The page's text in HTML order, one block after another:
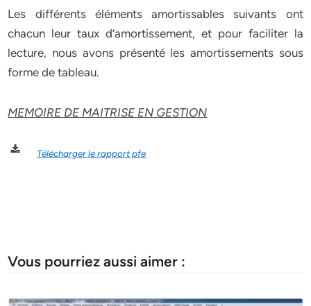
Les différents éléments amortissables suivants ont
chacun leur taux d’amortissement, et pour faciliter la
lecture, nous avons présenté les amortissements sous
forme de tableau.
MEMOIRE DE MAITRISE EN GESTION
Télécharger le rapport pfe
Vous pourriez aussi aimer :